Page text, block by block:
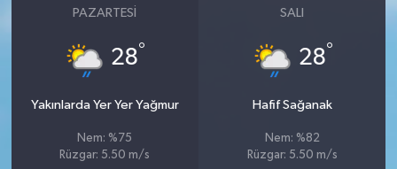
PAZARTESI
28°
Yakınlarda Yer Yer Yağmur
Nem: %75
Rüzgar: 5.50 m/s
SALI
28°
Hafif Sağanak
Nem: %82
Rüzgar: 5.50 m/s